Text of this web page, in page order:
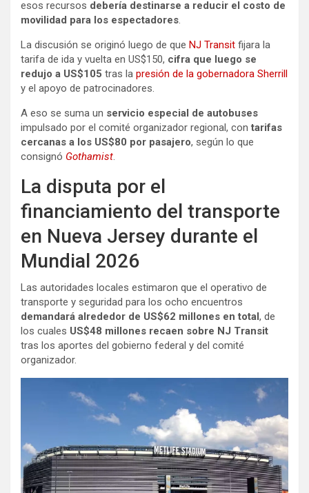
esos recursos debería destinarse a reducir el costo de
movilidad para los espectadores.
La discusión se originó luego de que NJ Transit fijara la
tarifa de ida y vuelta en US$150, cifra que luego se
redujo a US$105 tras la presión de la gobernadora Sherrill
y el apoyo de patrocinadores.
A eso se suma un servicio especial de autobuses
impulsado por el comité organizador regional, contarifas
cercanas a los US$80 por pasajero, según lo que
consignó Gothamist.
La disputa por el
financiamiento del transporte
en Nueva Jersey durante el
Mundial 2026
Las autoridades locales estimaron que el operativo de
transporte y seguridad para los ocho encuentros
demandará alrededor de US$62 millones en total, de
los cuales US$48 millones recaen sobre NJ Transit
tras los aportes del gobierno federal y del comité
organizador.